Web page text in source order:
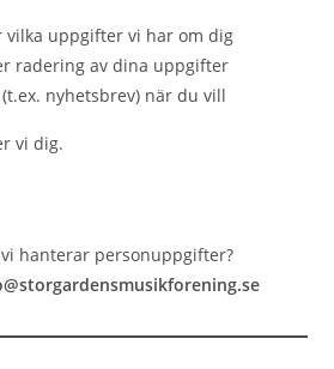
vilka uppgifter vi har om dig
radering av dina uppgifter
nyhetsbrev) när du vill
vi dig.
hanterar personuppgifter?